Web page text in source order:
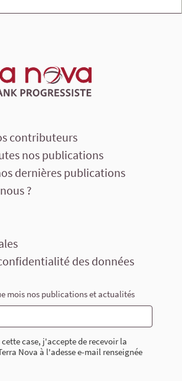
contributeurs
nos publications
dernières publications
?
des données
mois nos publications et actualités
case, j'accepte de recevoir la
Nova à l'adesse e-mail renseignée